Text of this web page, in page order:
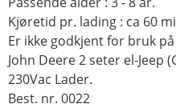
Kjøretid pr. lading : ca 60
Er ikke godkjent for bruk
John Deere 2 seter el-Jeep
230Vac Lader.
Best. nr. 0022